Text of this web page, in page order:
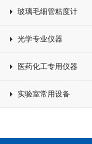
玻璃毛细管粘度计
光学专业仪器
医药化工专用仪器
实验室常用设备